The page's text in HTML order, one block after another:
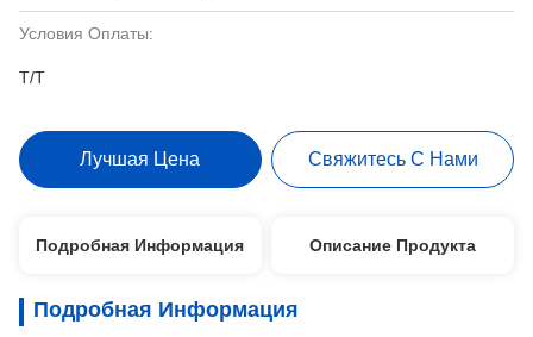
Условия Оплаты:
T/T
Лучшая Цена Свяжитесь С Нами
Подробная Информация Описание Продукта
Подробная Информация